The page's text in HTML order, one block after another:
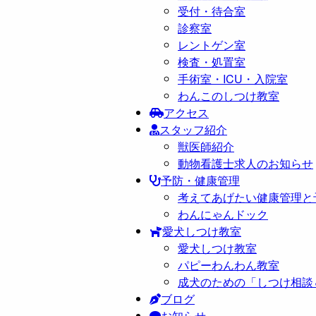
受付・待合室
診察室
レントゲン室
検査・処置室
手術室・ICU・入院室
わんこのしつけ教室
アクセス
スタッフ紹介
獣医師紹介
動物看護士求人のお知らせ
予防・健康管理
考えてあげたい健康管理
わんにゃんドック
愛犬しつけ教室
愛犬しつけ教室
パピーわんわん教室
成犬のための「しつけ相談
ブログ